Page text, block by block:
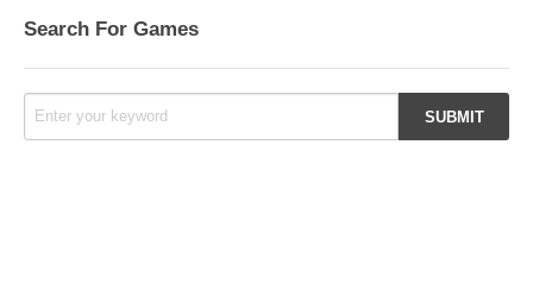
Search For Games